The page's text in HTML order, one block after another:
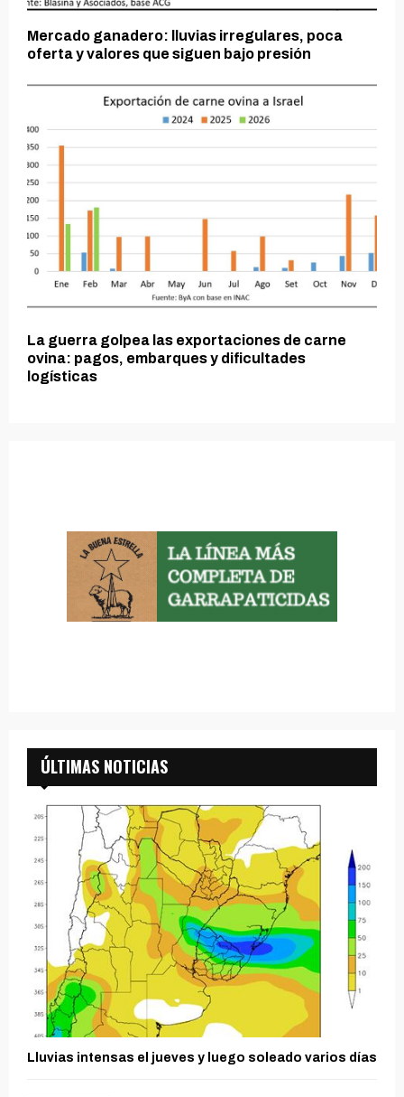
Mercado ganadero: lluvias irregulares, poca
oferta y valores que siguen bajo presión
La guerra golpea las exportaciones de carne
ovina: pagos, embarques y dificultades
logísticas
ÚLTIMAS NOTICIAS
Lluvias intensas el jueves y luego soleado varios días